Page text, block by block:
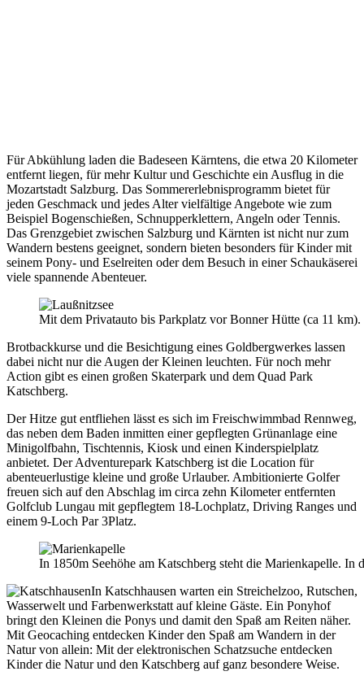
Für Abkühlung laden die Badeseen Kärntens, die etwa 20 Kilometer
entfernt liegen, für mehr Kultur und Geschichte ein Ausflug in die
Mozartstadt Salzburg. Das Sommererlebnisprogramm bietet für
jeden Geschmack und jedes Alter vielfältige Angebote wie zum
Beispiel Bogenschießen, Schnupperklettern, Angeln oder Tennis.
Das Grenzgebiet zwischen Salzburg und Kärnten ist nicht nur zum
Wandern bestens geeignet, sondern bieten besonders für Kinder mit
seinem Pony- und Eselreiten oder dem Besuch in einer Schaukäserei
viele spannende Abenteuer.
Mit dem Privatauto bis Parkplatz vor Bonner Hütte (ca 11
Brotbackkurse und die Besichtigung eines Goldbergwerkes lassen
dabei nicht nur die Augen der Kleinen leuchten. Für noch mehr
Action gibt es einen großen Skaterpark und dem Quad Park
Katschberg.
Der Hitze gut entfliehen lässt es sich im Freischwimmbad Rennweg,
das neben dem Baden inmitten einer gepflegten Grünanlage eine
Minigolfbahn, Tischtennis, Kiosk und einen Kinderspielplatz
anbietet. Der Adventurepark Katschberg ist die Location für
abenteuerlustige kleine und große Urlauber. Ambitionierte Golfer
freuen sich auf den Abschlag im circa zehn Kilometer entfernten
Golfclub Lungau mit gepflegtem 18-Lochplatz, Driving Ranges und
einem 9-Loch Par 3Platz.
In 1850m Seehöhe am Katschberg steht die Marienkapelle.
In Katschhausen warten ein Streichelzoo, Rutschen,
Wasserwelt und Farbenwerkstatt auf kleine Gäste. Ein Ponyhof
bringt den Kleinen die Ponys und damit den Spaß am Reiten näher.
Mit Geocaching entdecken Kinder den Spaß am Wandern in der
Natur von allein: Mit der elektronischen Schatzsuche entdecken
Kinder die Natur und den Katschberg auf ganz besondere Weise.